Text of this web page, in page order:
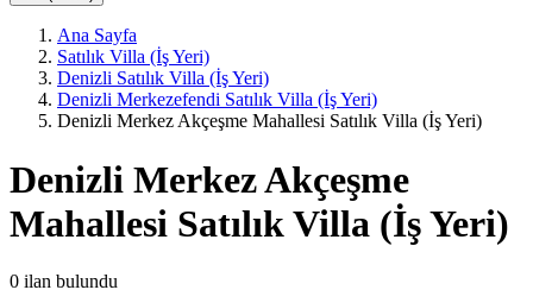
Ana Sayfa
Satılık Villa (İş Yeri)
Denizli Satılık Villa (İş Yeri)
Denizli Merkezefendi Satılık Villa (İş Yeri)
Denizli Merkez Akçeşme Mahallesi Satılık Villa (İş Yeri)
Denizli Merkez Akçeşme
Mahallesi Satılık Villa (İş Yeri)
0 ilan bulundu